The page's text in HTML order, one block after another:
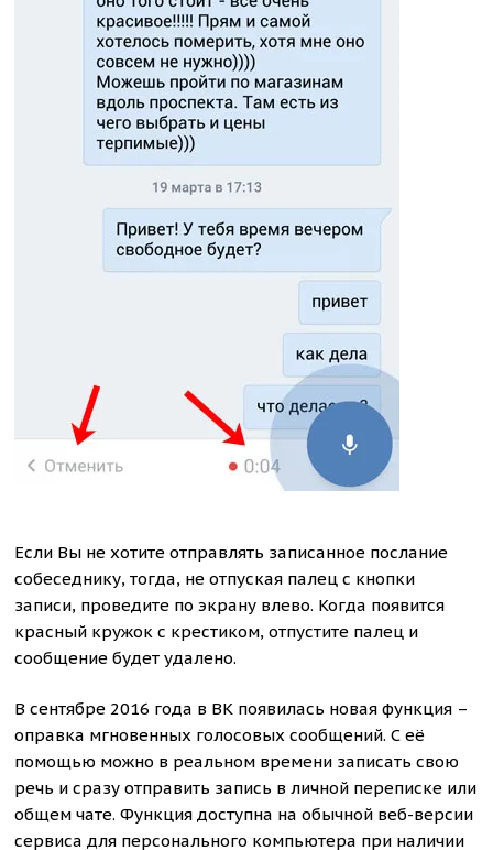
Если Вы не хотите отправлять записанное послание
собеседнику, тогда, не отпуская палец с кнопки
записи, проведите по экрану влево. Когда появится
красный кружок с крестиком, отпустите палец и
сообщение будет удалено.
В сентябре 2016 года в ВК появилась новая функция –
оправка мгновенных голосовых сообщений. С её
помощью можно в реальном времени записать свою
речь и сразу отправить запись в личной переписке или
общем чате. Функция доступна на обычной веб-версии
сервиса для персонального компьютера при наличии